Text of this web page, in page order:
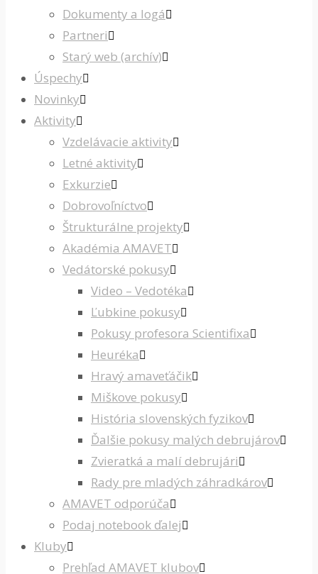
Dokumenty a logá
Partneri
Starý web (archív)
Úspechy
Novinky
Aktivity
Vzdelávacie aktivity
Letné aktivity
Exkurzie
Dobrovoľníctvo
Štrukturálne projekty
Akadémia AMAVET
Vedátorské pokusy
Video – Vedotéka
Ľubkine pokusy
Pokusy profesora Scientifixa
Heuréka
Hravý amaveťáčik
Miškove pokusy
História slovenských fyzikov
Ďalšie pokusy malých debrujárov
Zvieratká a malí debrujári
Rady pre mladých záhradkárov
AMAVET odporúča
Podaj notebook ďalej
Kluby
Prehľad AMAVET klubov